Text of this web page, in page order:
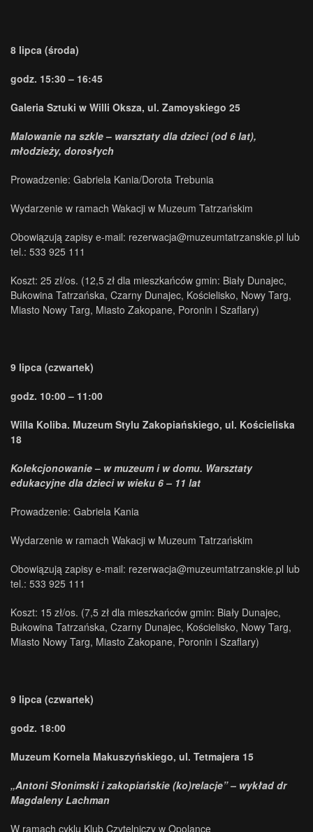
8 lipca (środa)
godz. 15:30 – 16:45
Galeria Sztuki w Willi Oksza, ul. Zamoyskiego 25
Malowanie na szkle– warsztaty dla dzieci (od 6 lat),
młodzieży, dorosłych
Prowadzenie: Gabriela Kania/Dorota Trebunia
Wydarzenie w ramach Wakacji w Muzeum Tatrzańskim
Obowiązują zapisy e-mail: rezerwacja@muzeumtatrzanskie.pl lub
tel.: 533 925 111
Koszt: 25 zł/os. (12,5 zł dla mieszkańców gmin: Biały Dunajec,
Bukowina Tatrzańska, Czarny Dunajec, Kościelisko, Nowy Targ,
Miasto Nowy Targ, Miasto Zakopane, Poronin i Szaflary)
9 lipca (czwartek)
godz. 10:00 – 11:00
Willa Koliba. Muzeum Stylu Zakopiańskiego, ul. Kościeliska
18
Kolekcjonowanie– w muzeum i w domu. Warsztaty
edukacyjne dla dzieci w wieku 6 – 11 lat
Prowadzenie: Gabriela Kania
Wydarzenie w ramach Wakacji w Muzeum Tatrzańskim
Obowiązują zapisy e-mail: rezerwacja@muzeumtatrzanskie.pl lub
tel.: 533 925 111
Koszt: 15 zł/os. (7,5 zł dla mieszkańców gmin: Biały Dunajec,
Bukowina Tatrzańska, Czarny Dunajec, Kościelisko, Nowy Targ,
Miasto Nowy Targ, Miasto Zakopane, Poronin i Szaflary)
9 lipca (czwartek)
godz. 18:00
Muzeum Kornela Makuszyńskiego, ul. Tetmajera 15
„Antoni Słonimski i zakopiańskie (ko)relacje” – wykład dr
Magdaleny Lachman
W ramach cyklu Klub Czytelniczy w Opolance